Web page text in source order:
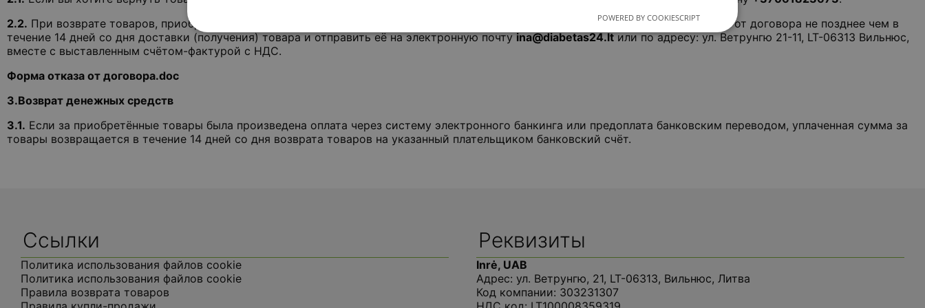
2.2. При возврате товаров, приобретённых в интернет-магазине по адресу
, просьба заполнить форму отказа от договора не позднее чем в
течение 14 дней со дня доставки (получения) товара и отправить её на электронную почтуina@diabetas24.ltили по адресу: ул. Ветрунгю 21-11, LT-06313 Вильнюс,
вместе с выставленным счётом-фактурой с НДС.
Форма отказа от договора.doc
3.Возврат денежных средств
3.1. Если за приобретённые товары была произведена оплата через систему электронного банкинга или предоплата банковским переводом, уплаченная сумма за
товары возвращается в течение 14 дней со дня возврата товаров на указанный плательщиком банковский счёт.
Ссылки
Политика использования файлов cookie
Политика использования файлов cookie
Правила возврата товаров
Реквизиты
Inrė, UAB
Адрес: ул. Ветрунгю, 21, LT-06313, Вильнюс, Литва
Код компании: 303231307
POWERED BY COOKIESCRIPT